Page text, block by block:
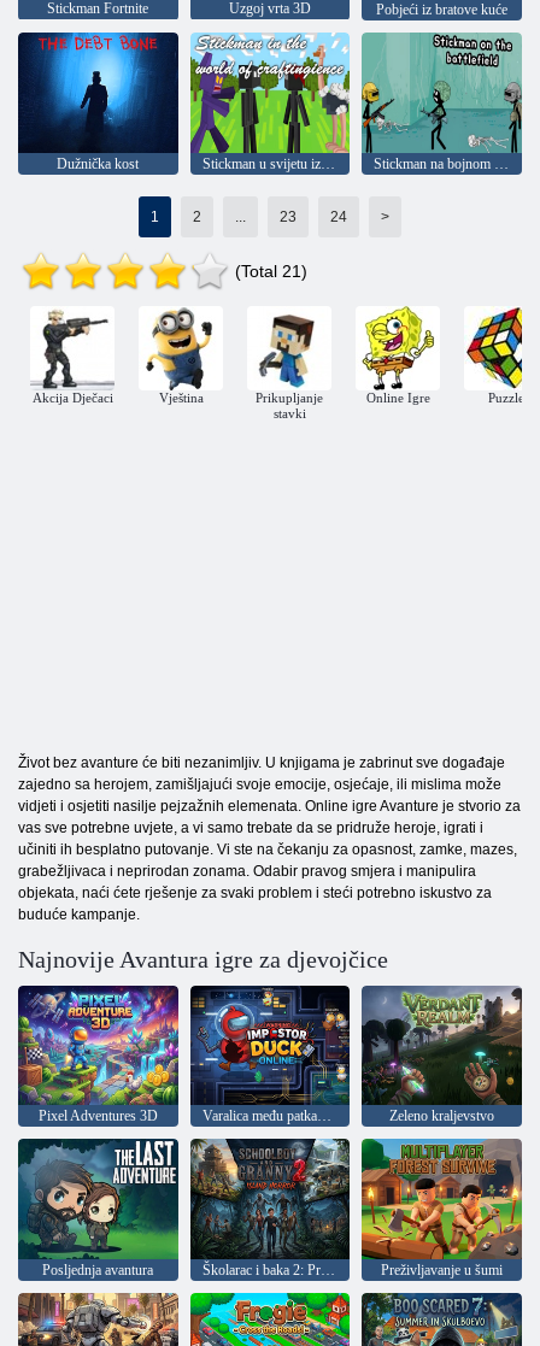
Stickman Fortnite Uzgoj vrta 3D Pobjeći iz bratove kuće
Dužnička kost Stickman u svijetu izrade
1 2 23 24 >
(Total 21)
Akcija Dječaci Vještina
Prikupljanje
stavki
Online Igre Puzzle
Život bez avanture će biti nezanimljiv. U knjigama je zabrinut sve događaje
zajedno sa herojem, zamišljajući svoje emocije, osjećaje, ili mislima može
vidjeti i osjetiti nasilje pejzažnih elemenata. Online igre Avanture je stvorio za
vas sve potrebne uvjete, a vi samo trebate da se pridruže heroje, igrati i
učiniti ih besplatno putovanje. Vi ste na čekanju za opasnost, zamke, mazes,
grabežljivaca i neprirodan zonama. Odabir pravog smjera i manipulira
objekata, naći ćete rješenje za svaki problem i steći potrebno iskustvo za
buduće kampanje.
Najnovije Avantura igre za djevojčice
Pixel Adventures 3D Varalica među patkama online Zeleno kraljevstvo
Posljednja avantura Školarac i baka 2: Preživljavanje u šumi Preživljavanje u šumi